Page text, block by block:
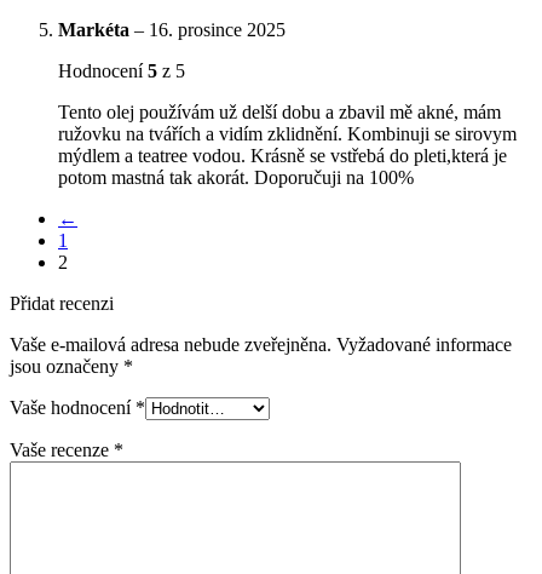
Markéta – 16. prosince 2025
Hodnocení5 z 5
Tento olej používám už delší dobu a zbavil mě akné, mám
ružovku na tvářích a vidím zklidnění. Kombinuji se sirovym
mýdlem a teatree vodou. Krásně se vstřebá do pleti,která je
potom mastná tak akorát. Doporučuji na 100%
←
1
2
Přidat recenzi
Vaše e-mailová adresa nebude zveřejněna. Vyžadované informace
jsou označeny *
Vaše hodnocení *
Vaše recenze *